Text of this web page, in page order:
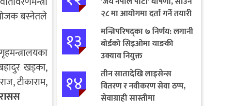
बस्नेतले
खड्का,
टीकाराम,
रासस
२८ मा आयोगमा दर्ता गर्ने तयारी
१३
मन्त्रिपरिषद्का ७ निर्णय: लगानी
बोर्डको सिइओमा याङकी
उक्याव नियुक्त
१४
तीन सातादेखि लाइसेन्स
वितरण र नवीकरण सेवा ठप्प,
सेवाग्राही सास्तीमा